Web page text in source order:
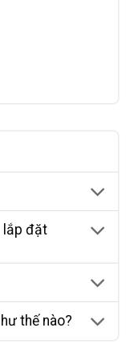
lắp đặt
thế nào?